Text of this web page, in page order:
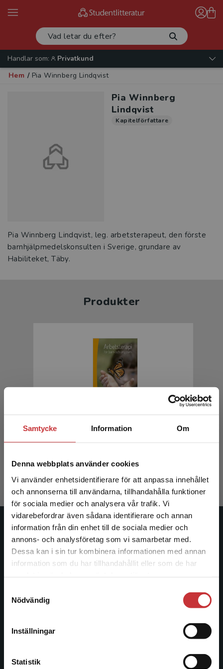
Samtycke Information Om
Denna webbplats använder cookies
Vi använder enhetsidentifierare för att anpassa innehållet
och annonserna till användarna, tillhandahålla funktioner
för sociala medier och analysera vår trafik. Vi
vidarebefordrar även sådana identifierare och annan
information från din enhet till de sociala medier och
annons- och analysföretag som vi samarbetar med.
Dessa kan i sin tur kombinera informationen med annan
information som du har tillhandahållit eller som de har
Nödvändig
Inställningar
Statistik
Begränsad fraktregion
Det verkar som att du besöker
studentlitteratur.se via en enhet utanför Sverige.
Vi erbjuder inte leveranser utanför Sverige. För
att kunna slutföra ett köp måste
Handlar som:
Privatkund
Hem / Pia Winnberg Lindqvist
Pia Winnberg
Lindqvist
Kapitelförfattare
Pia Winnberg Lindqvist, leg. arbetsterapeut, den förste
barnhjälpmedelskonsulten i Sverige, grundare av
Habiliteket, Täby.
Produkter
390 krinkl. moms
Studentlitteratur
Studentlitteratur grundades 1963 och är idag Sveriges
ledande utbildningsförlag. Med läromedel, kurslitteratur,
facklitteratur, utbildningar och digitala
informationstjänster i utbudet, finns Studentlitteratur med
längs hela kunskapsresan.
Kontakta oss